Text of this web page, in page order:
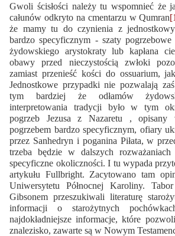
Gwoli ścisłości należy tu wspomnieć że
całunów odkryto na cmentarzu w Qumran
że mamy tu do czynienia z
bardzo specyficznym - szaty pogrzebowe
żydowskiego arystokraty lub kapłana
obawy przed nieczystością zwłoki
zamiast przenieść kości do ossuarium,
Jednostkowe przypadki nie pozwalają
tym bardziej że odłamów
interpretowania tradycji było w tym
pogrzeb Jezusa z Nazaretu , opisany
pogrzebem bardzo specyficznym, ofiary
przez Sanhedryn i poganina Piłata, w
trzeba będzie w dalszych
specyficzne okoliczności. I tu wypada
artykułu Fullbright. Zacytowano tam
Uniwersytetu Północnej Karoliny.
Gibsonem przeszukiwali literaturę
informacji o starożytnych
najdokładniejsze informacje, które
znalezisko, zawarte są w Nowym